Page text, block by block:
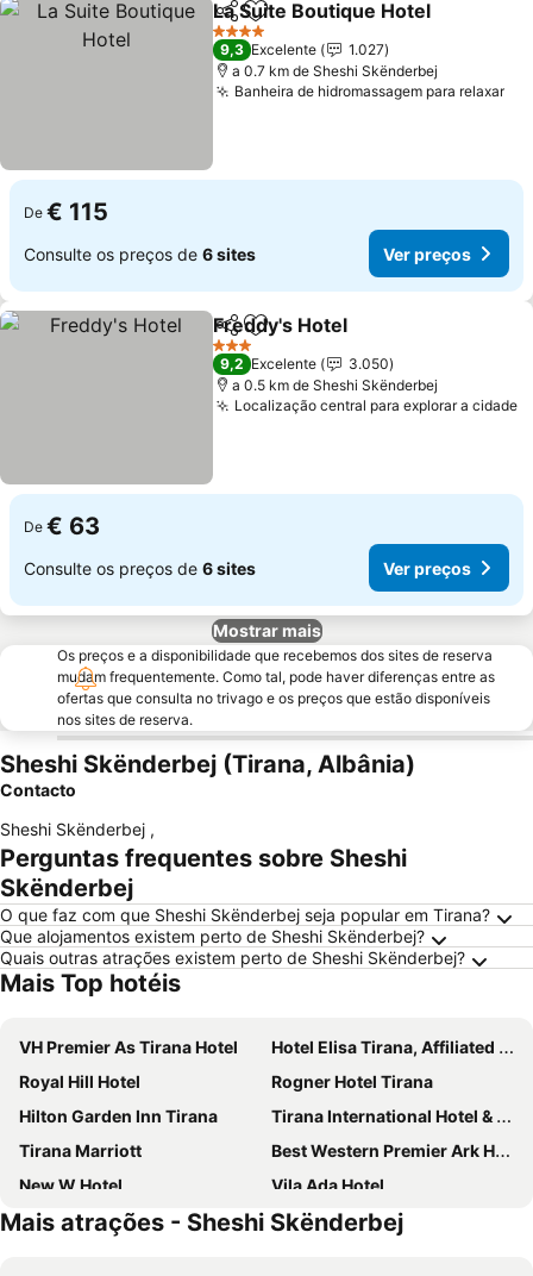
PartilharAdicionar aos favoritos
La Suite Boutique Hotel
4 Estrelas
9,3 Excelente
1.027
a 0.7 km de Sheshi Skënderbej
Banheira de hidromassagem para relaxar
De € 115
Consulte os preços de 6 sites Ver preços
PartilharAdicionar aos favoritos
Freddy's Hotel
3 Estrelas
9,2 Excelente
3.050
a 0.5 km de Sheshi Skënderbej
Localização central para explorar a cidade
De € 63
Consulte os preços de 6 sites Ver preços
Mostrar mais
Os preços e a disponibilidade que recebemos dos sites de reserva
mudam frequentemente. Como tal, pode haver diferenças entre as
ofertas que consulta no trivago e os preços que estão disponíveis
nos sites de reserva.
Sheshi Skënderbej (Tirana, Albânia)
Contacto
Sheshi Skënderbej ,
Perguntas frequentes sobre Sheshi
Skënderbej
O que faz com que Sheshi Skënderbej seja popular em Tirana?
Que alojamentos existem perto de Sheshi Skënderbej?
Quais outras atrações existem perto de Sheshi Skënderbej?
Mais Top hotéis
VH Premier As Tirana Hotel
Hotel Elisa Tirana, Affiliated by Meliá
Royal Hill Hotel
Rogner Hotel Tirana
Hilton Garden Inn Tirana
Tirana International Hotel & Conference Center
Tirana Marriott
Best Western Premier Ark Hotel
New W Hotel
Vila Ada Hotel
Mercure Tirana
VH Eurostar Tirana Hotel Congress & Spa
Mais atrações - Sheshi Skënderbej